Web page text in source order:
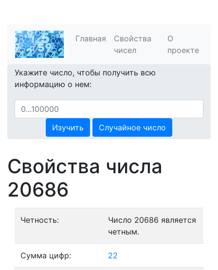
Главная
Свойства
чисел
О
проекте
Укажите число, чтобы получить всю
информацию о нем:
Изучить Случайное число
Свойства числа
20686
Четность:
Число 20686 является
четным.
Сумма цифр: 22